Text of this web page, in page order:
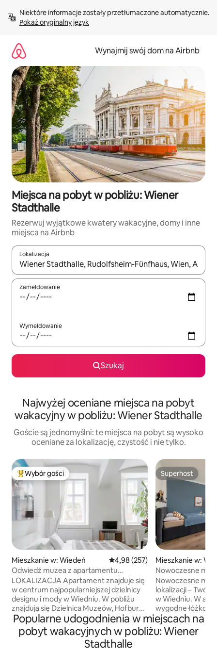
treści Pokaż oryginalny język
Wynajmij swój dom na Airbnb
Miejsca na pobyt w pobliżu: Wiener
Stadthalle
Rezerwuj wyjątkowe kwatery wakacyjne, domy i inne
miejsca na Airbnb
Lokalizacja
Gdy wyniki będą dostępne, możesz poruszać się po nich za
Zameldowanie
Wymeldowanie
Szukaj
Najwyżej oceniane miejsca na pobyt
wakacyjny w pobliżu: Wiener Stadthalle
Goście są jednomyślni: te miejsca na pobyt są wysoko
oceniane za lokalizację, czystość i nie tylko.
Najpopularniejsze z kategorii Wybór gości
Wybór gości
Mieszkanie w: Wiedeń Średnia ocena: 4,98 na 5, liczba
4,98 (257)
Odwiedź muzea z apartamentu
w dzielnicy Design District
LOKALIZACJA Apartament znajduje się
w centrum najpopularniejszej dzielnicy
designu i mody w Wiedniu. W pobliżu
znajdują się Dzielnica Muzeów, Hofburg,
Muzeum Historii Sztuki, Muzeum Historii
Naturalnej, Ringstrasse z zabytkowymi
budynkami, wiedeńskie kawiarnie, bary i
wiele sklepów. Centrum miasta znajduje
Superhost
Superhost
Mieszkanie w:
Nowoczesne
Balkon i
Nowoczesne
lokalizacji – Twój
w Wiedniu. W
wygodne łóżko
salon z kanapą i
w tym Netflix i w
kuchnia. W
Popularne udogodnienia w miejscach na
pobyt wakacyjnych w pobliżu: Wiener
Stadthalle